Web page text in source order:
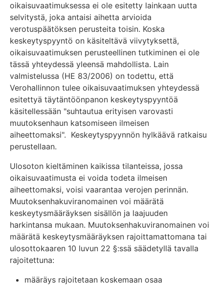
oikaisuvaatimuksessa ei ole esitetty lainkaan uutta
selvitystä, joka antaisi aihetta arvioida
verotuspäätöksen perusteita toisin. Koska
keskeytyspyyntö on käsiteltävä viivytyksettä,
oikaisuvaatimuksen perusteellinen tutkiminen ei ole
tässä yhteydessä yleensä mahdollista. Lain
valmistelussa (HE 83/2006) on todettu, että
Verohallinnon tulee oikaisuvaatimuksen yhteydessä
esitettyä täytäntöönpanon keskeytyspyyntöä
käsitellessään "suhtautua erityisen varovasti
muutoksenhaun katsomiseen ilmeisen
aiheettomaksi". Keskeytyspyynnön hylkäävä ratkaisu
perustellaan.
Ulosoton kieltäminen kaikissa tilanteissa, jossa
oikaisuvaatimusta ei voida todeta ilmeisen
aiheettomaksi, voisi vaarantaa verojen perinnän.
Muutoksenhakuviranomainen voi määrätä
keskeytysmääräyksen sisällön ja laajuuden
harkintansa mukaan. Muutoksenhakuviranomainen voi
määrätä keskeytysmääräyksen rajoittamattomana tai
ulosottokaaren 10 luvun 22 §:ssä säädetyllä tavalla
rajoitettuna:
määräys rajoitetaan koskemaan osaa